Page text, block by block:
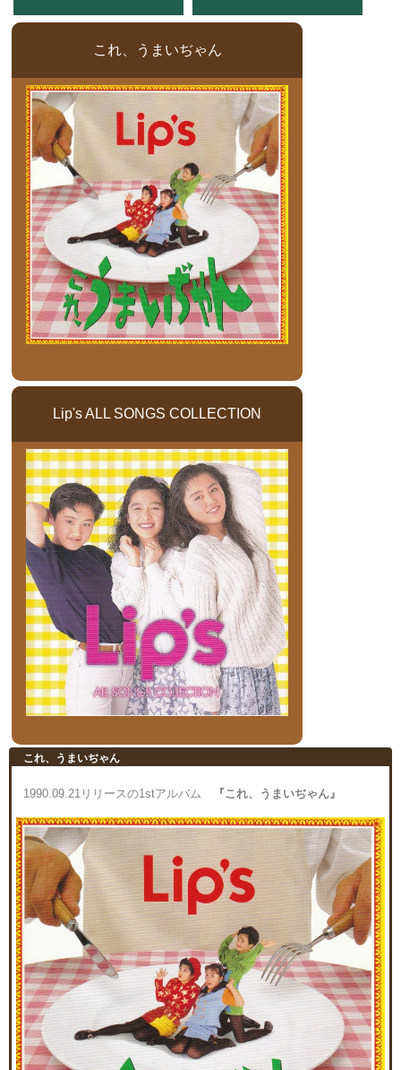
これ、うまいぢゃん
Lip's ALL SONGS COLLECTION
これ、うまいぢゃん
1990.09.21リリースの1stアルバム 『これ、うまいぢゃん』